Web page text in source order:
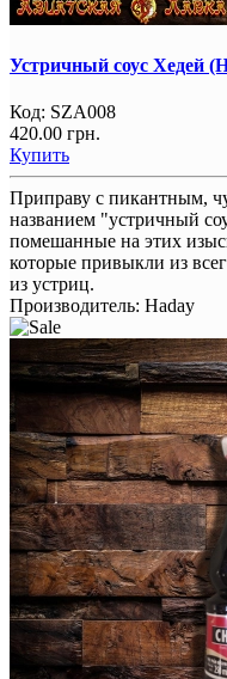
Устричный соус Хедей
Код: SZA008
420.00 грн.
Купить
Приправу с пикантным,
названием "устричный
помешанные на этих
которые привыкли из
из устриц.
Производитель: Haday